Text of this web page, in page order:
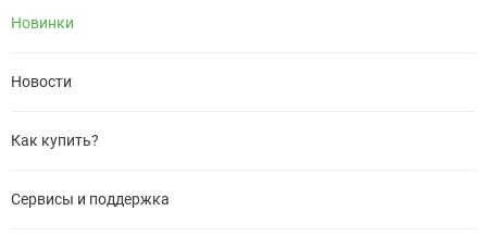
Новинки
Новости
Как купить?
Сервисы и поддержка